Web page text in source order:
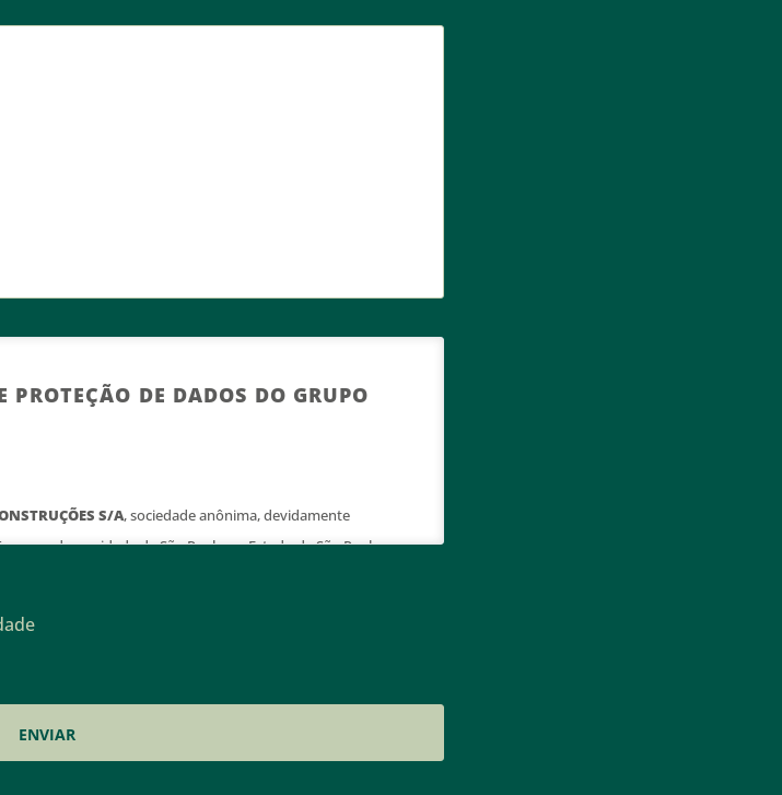
DE DADOS DO GRUPO
S/A, sociedade anônima, devidamente
sede na cidade de São Paulo no Estado de São Paulo,
tratamos, armazenamos e compartilhamos os seus
e conheça nossas práticas de segurança de